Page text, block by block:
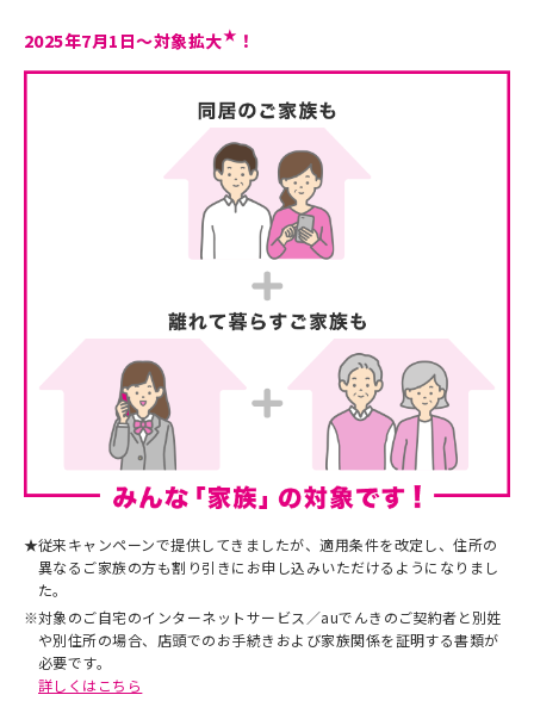
2025年7月1日～対象拡大★ ！
★従来キャンペーンで提供してきましたが、適用条件を改定し、住所の
異なるご家族の方も割り引きにお申し込みいただけるようになりまし
た。
※対象のご自宅のインターネットサービス／auでんきのご契約者と別姓
や別住所の場合、店頭でのお手続きおよび家族関係を証明する書類が
必要です。
詳しくはこちら